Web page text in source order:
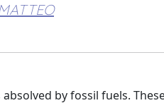
by fossil fuels.